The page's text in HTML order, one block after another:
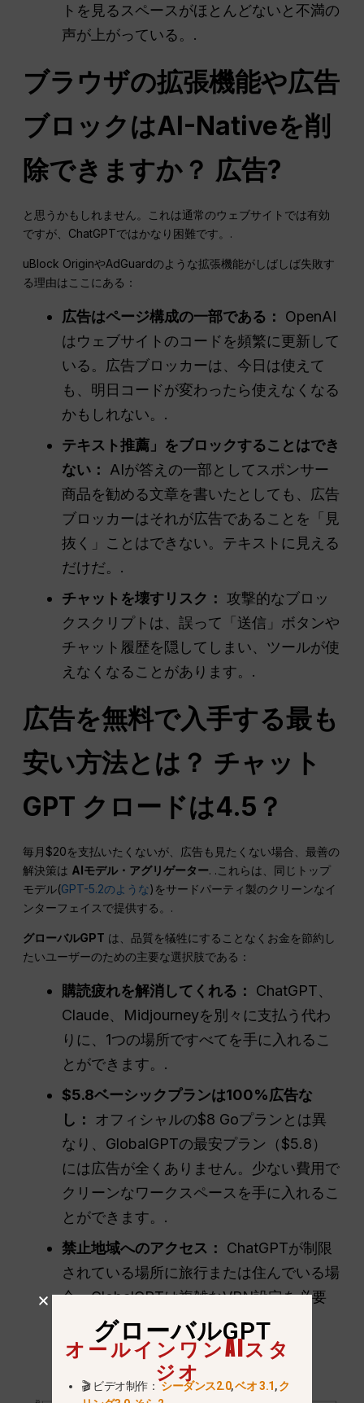
トを見るスペースがほとんどないと不満の
声が上がっている。.
ブラウザの拡張機能や広告
ブロックはAI-Nativeを削
除できますか？ 広告?
と思うかもしれません。これは通常のウェブサイトでは有効
ですが、ChatGPTではかなり困難です。.
uBlock OriginやAdGuardのような拡張機能がしばしば失敗す
る理由はここにある：
広告はページ構成の一部である：
OpenAI
はウェブサイトのコードを頻繁に更新して
いる。広告ブロッカーは、今日は使えて
も、明日コードが変わったら使えなくなる
かもしれない。.
テキスト推薦」をブロックすることはでき
ない：
AIが答えの一部としてスポンサー
商品を勧める文章を書いたとしても、広告
ブロッカーはそれが広告であることを「見
抜く」ことはできない。テキストに見える
だけだ。.
チャットを壊すリスク： 攻撃的なブロッ
クスクリプトは、誤って「送信」ボタンや
チャット履歴を隠してしまい、ツールが使
えなくなることがあります。.
広告を無料で入手する最も
安い方法とは？ チャット
GPT クロードは4.5？
毎月$20を支払いたくないが、広告も見たくない場合、最善の
解決策は AIモデル・アグリゲーター. .これらは、同じトップ
モデル(GPT-5.2のような)をサードパーティ製のクリーンなイ
ンターフェイスで提供する。.
グローバルGPT は、品質を犠牲にすることなくお金を節約し
たいユーザーのための主要な選択肢である：
購読疲れを解消してくれる：
ChatGPT、
Claude、Midjourneyを別々に支払う代わ
りに、1つの場所ですべてを手に入れるこ
とができます。.
$5.8ベーシックプランは100%広告な
し：
オフィシャルの$8 Goプランとは異
なり、GlobalGPTの最安プラン（$5.8）
には広告が全くありません。少ない費用で
クリーンなワークスペースを手に入れるこ
とができます。.
禁止地域へのアクセス：
ChatGPTが制限
されている場所に旅行または住んでいる場
合、GlobalGPTは複雑なVPN設定を必要
とせずに動作します。.
グローバルGPT
オールインワンAIスタ
ジオ
🎬 ビデオ制作：シーダンス2.0,ベオ 3.1,ク